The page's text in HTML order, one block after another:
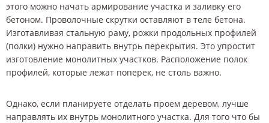
этого можно начать армирование участка и заливку его
бетоном. Проволочные скрутки оставляют в теле бетона.
Изготавливая стальную раму, рожки продольных профилей
(полки) нужно направить внутрь перекрытия. Это упростит
изготовление монолитных участков. Расположение полок
профилей, которые лежат поперек, не столь важно.
Однако, если планируете отделать проем деревом, лучше
направлять их внутрь монолитного участка. Для того что бы